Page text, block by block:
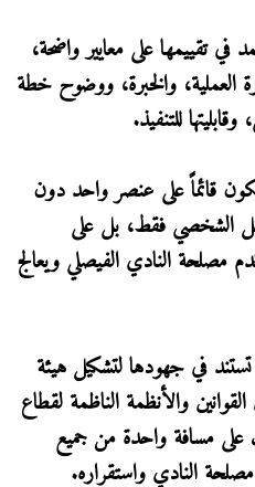
في تقييمها على معايير واضحة،
العملية، والخبرة، ووضوح خطة
للتنفيذ.
قائماً على عنصر واحد دون
الشخصي فقط، بل على
مصلحة النادي الفيصلي ويعالج
في جهودها لتشكيل هيئة
والأنظمة الناظمة لقطاع
على مسافة واحدة من جميع
النادي واستقراره.